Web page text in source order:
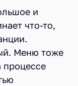
и
что-то,
Меню тоже
процессе